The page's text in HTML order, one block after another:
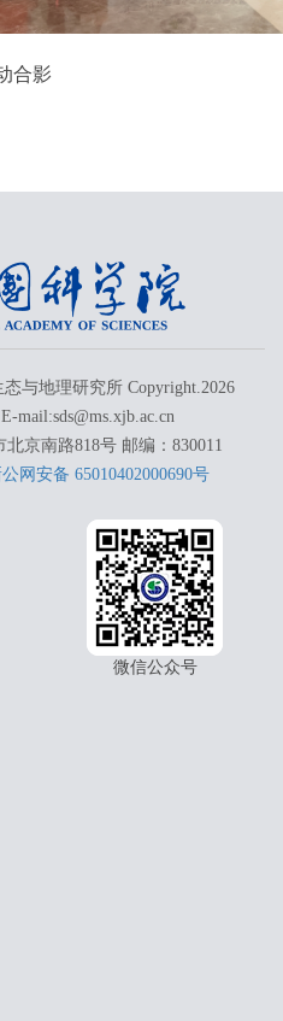
合影
与地理研究所 Copyright. 2026
mail:sds@ms.xjb.ac.cn
京南路818号 邮编：830011
网安备 65010402000690号
微信公众号